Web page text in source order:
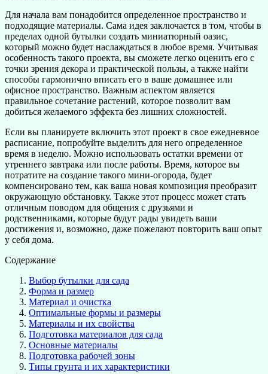
Для начала вам понадобится определенное пространство и
подходящие материалы. Сама идея заключается в том, чтобы в
пределах одной бутылки создать миниатюрный оазис,
который можно будет наслаждаться в любое время. Учитывая
особенность такого проекта, вы сможете легко оценить его с
точки зрения декора и практической пользы, а также найти
способы гармонично вписать его в ваше домашнее или
офисное пространство. Важным аспектом является
правильное сочетание растений, которое позволит вам
добиться желаемого эффекта без лишних сложностей.
Если вы планируете включить этот проект в свое ежедневное
расписание, попробуйте выделить для него определенное
время в неделю. Можно использовать остатки времени от
утреннего завтрака или после работы. Время, которое вы
потратите на создание такого мини-огорода, будет
компенсировано тем, как ваша новая композиция преобразит
окружающую обстановку. Также этот процесс может стать
отличным поводом для общения с друзьями и
родственниками, которые будут рады увидеть ваши
достижения и, возможно, даже пожелают повторить ваш опыт
у себя дома.
Содержание
Выбор бутылки для сада
Форма и размер
Материал и очистка
Оптимальные формы и размеры
Материалы и их свойства
Подготовка материалов для сада
Основные материалы
Подготовка рабочей зоны
Типы грунта и их характеристики